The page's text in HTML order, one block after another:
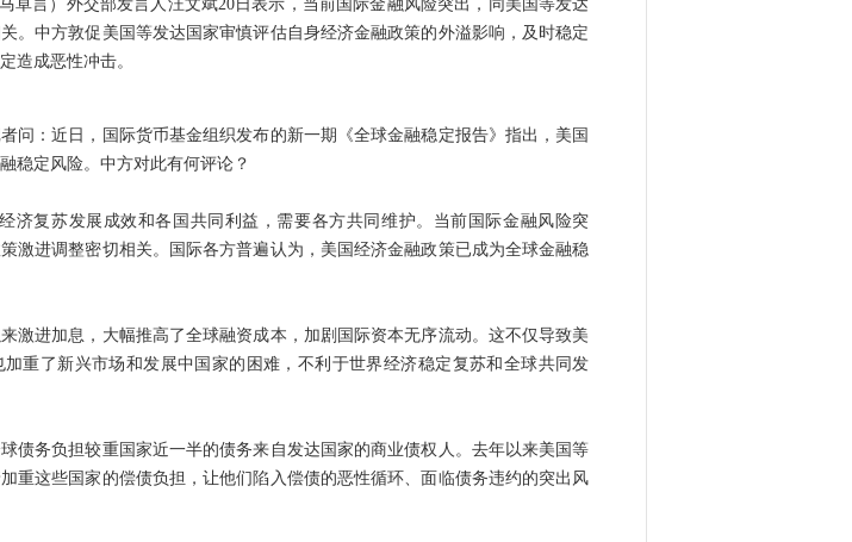
卓言）外交部发言人汪文斌20日表示，当前国际金融风险突出，同美国等发达
。中方敦促美国等发达国家审慎评估自身经济金融政策的外溢影响，及时稳定
造成恶性冲击。
：近日，国际货币基金组织发布的新一期《全球金融稳定报告》指出，美国
稳定风险。中方对此有何评论？
复苏发展成效和各国共同利益，需要各方共同维护。当前国际金融风险突
激进调整密切相关。国际各方普遍认为，美国经济金融政策已成为全球金融稳
进加息，大幅推高了全球融资成本，加剧国际资本无序流动。这不仅导致美
重了新兴市场和发展中国家的困难，不利于世界经济稳定复苏和全球共同发
务负担较重国家近一半的债务来自发达国家的商业债权人。去年以来美国等
重这些国家的偿债负担，让他们陷入偿债的恶性循环、面临债务违约的突出风